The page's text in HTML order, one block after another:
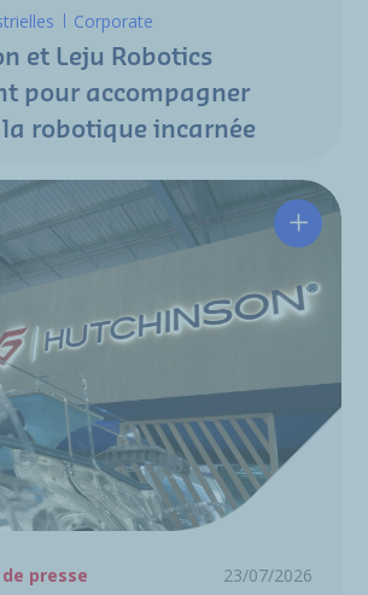
Corporate
et Leju Robotics
pour accompagner
la robotique incarnée
presse
23/07/2026